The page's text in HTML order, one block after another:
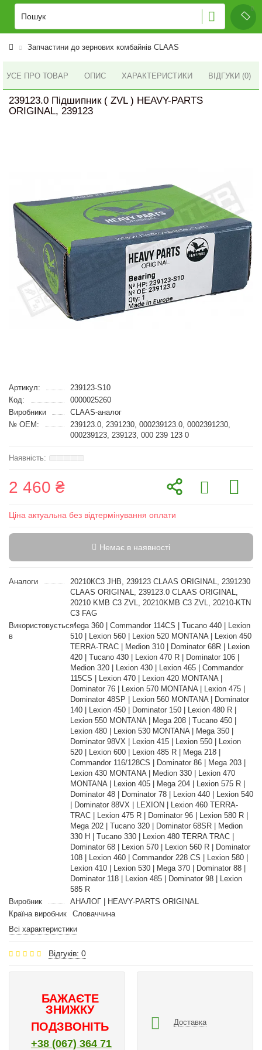
Запчастини до зернових комбайнів CLAAS
УСЕ ПРО ТОВАР ОПИС ХАРАКТЕРИСТИКИ ВІДГУКИ (0)
239123.0 Підшипник ( ZVL ) HEAVY-PARTS
ORIGINAL, 239123
Артикул:
239123-S10
Код:
0000025260
Виробники
CLAAS-аналог
№ OEM:
239123.0, 2391230, 000239123.0, 0002391230,
000239123, 239123, 000 239 123 0
2 460 ₴
Ціна актуальна без відтермінування оплати
Немає в наявності
Аналоги
20210КС3 JHB, 239123 CLAAS ORIGINAL, 2391230
CLAAS ORIGINAL, 239123.0 CLAAS ORIGINAL,
20210 KMB C3 ZVL, 20210KMB C3 ZVL, 20210-KTN
C3 FAG
Використовується
в
Mega 360 | Commandor 114CS | Tucano 440 | Lexion
510 | Lexion 560 | Lexion 520 MONTANA | Lexion 450
TERRA-TRAC | Medion 310 | Dominator 68R | Lexion
420 | Tucano 430 | Lexion 470 R | Dominator 106 |
Medion 320 | Lexion 430 | Lexion 465 | Commandor
115CS | Lexion 470 | Lexion 420 MONTANA |
Dominator 76 | Lexion 570 MONTANA | Lexion 475 |
Dominator 48SP | Lexion 560 MONTANA | Dominator
140 | Lexion 450 | Dominator 150 | Lexion 480 R |
Lexion 550 MONTANA | Mega 208 | Tucano 450 |
Lexion 480 | Lexion 530 MONTANA | Mega 350 |
Dominator 98VX | Lexion 415 | Lexion 550 | Lexion
520 | Lexion 600 | Lexion 485 R | Mega 218 |
Commandor 116/128CS | Dominator 86 | Mega 203 |
Lexion 430 MONTANA | Medion 330 | Lexion 470
MONTANA | Lexion 405 | Mega 204 | Lexion 575 R |
Dominator 48 | Dominator 78 | Lexion 440 | Lexion 540
| Dominator 88VX | LEXION | Lexion 460 TERRA-
TRAC | Lexion 475 R | Dominator 96 | Lexion 580 R |
Mega 202 | Tucano 320 | Dominator 68SR | Medion
330 H | Tucano 330 | Lexion 480 TERRA TRAC |
Dominator 68 | Lexion 570 | Lexion 560 R | Dominator
108 | Lexion 460 | Commandor 228 CS | Lexion 580 |
Lexion 410 | Lexion 530 | Mega 370 | Dominator 88 |
Dominator 118 | Lexion 485 | Dominator 98 | Lexion
585 R
Виробник
АНАЛОГ | HEAVY-PARTS ORIGINAL
Країна виробник
Словаччина
Всі характеристики
Відгуків: 0
БАЖАЄТЕ
ЗНИЖКУ
ПОДЗВОНІТЬ
+38 (067) 364 71
Доставка